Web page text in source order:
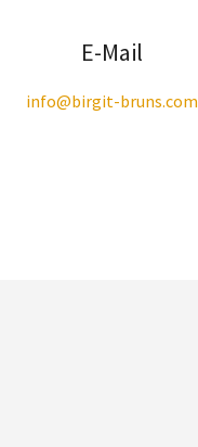
E-Mail
info@birgit-bruns.com